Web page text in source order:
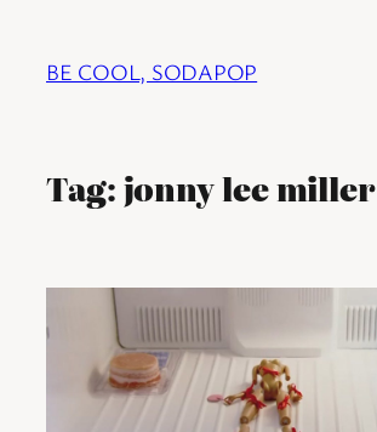
BE COOL, SODAPOP
Tag:jonny lee miller